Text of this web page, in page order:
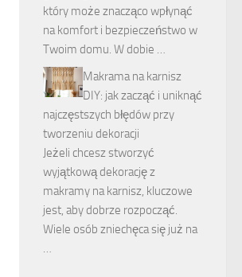
który może znacząco wpłynąć
na komfort i bezpieczeństwo w
Twoim domu. W dobie …
Makrama na karnisz
DIY: jak zacząć i uniknąć
najczęstszych błędów przy
tworzeniu dekoracji
Jeżeli chcesz stworzyć
wyjątkową dekorację z
makramy na karnisz, kluczowe
jest, aby dobrze rozpocząć.
Wiele osób zniechęca się już na
…